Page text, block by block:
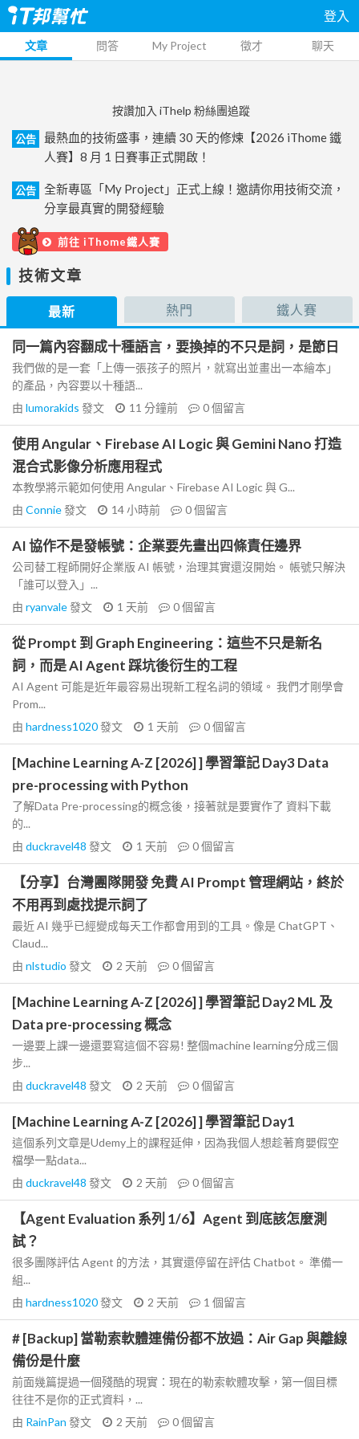
登入
文章 問答 My Project 徵才 聊天
按讚加入 iThelp 粉絲團追蹤
公告
最熱血的技術盛事，連續 30 天的修煉【2026 iThome 鐵
人賽】8 月 1 日賽事正式開啟！
公告
全新專區「My Project」正式上線！邀請你用技術交流，
分享最真實的開發經驗
前往 iThome鐵人賽
技術文章
最新 熱門 鐵人賽
同一篇內容翻成十種語言，要換掉的不只是詞，是節日
我們做的是一套「上傳一張孩子的照片，就寫出並畫出一本繪本」
的產品，內容要以十種語...
由 lumorakids 發文 11 分鐘前 0個留言
使用 Angular、Firebase AI Logic 與 Gemini Nano 打造
混合式影像分析應用程式
本教學將示範如何使用 Angular、Firebase AI Logic 與 G...
由 Connie發文 14 小時前 0個留言
AI 協作不是發帳號：企業要先畫出四條責任邊界
公司替工程師開好企業版 AI 帳號，治理其實還沒開始。 帳號只解決
「誰可以登入」...
由 ryanvale發文 1 天前 0個留言
從 Prompt 到 Graph Engineering：這些不只是新名
詞，而是 AI Agent 踩坑後衍生的工程
AI Agent 可能是近年最容易出現新工程名詞的領域。 我們才剛學會
Prom...
由 hardness1020發文 1 天前 0個留言
[Machine Learning A-Z [2026] ] 學習筆記 Day3 Data
pre-processing with Python
了解Data Pre-processing的概念後，接著就是要實作了 資料下載
的...
由 duckravel48 發文 1 天前 0個留言
【分享】台灣團隊開發 免費 AI Prompt 管理網站，終於
不用再到處找提示詞了
最近 AI 幾乎已經變成每天工作都會用到的工具。像是 ChatGPT、
Claud...
由 nlstudio 發文 2 天前 0個留言
[Machine Learning A-Z [2026] ] 學習筆記 Day2 ML 及
Data pre-processing 概念
一邊要上課一邊還要寫這個不容易! 整個machine learning分成三個
步...
由 duckravel48 發文 2 天前 0個留言
[Machine Learning A-Z [2026] ] 學習筆記 Day1
這個系列文章是Udemy上的課程延伸，因為我個人想趁著育嬰假空
檔學一點data...
由 duckravel48 發文 2 天前 0個留言
【Agent Evaluation 系列 1/6】Agent 到底該怎麼測
試？
很多團隊評估 Agent 的方法，其實還停留在評估 Chatbot。 準備一
組...
由 hardness1020發文 2 天前 1 個留言
# [Backup] 當勒索軟體連備份都不放過：Air Gap 與離線
備份是什麼
前面幾篇提過一個殘酷的現實：現在的勒索軟體攻擊，第一個目標
往往不是你的正式資料，...
由 RainPan 發文 2 天前 0個留言